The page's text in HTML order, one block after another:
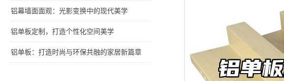
铝幕墙面面观：光影变换中的现代美学
铝单板定制，打造个性化空间美学
铝单板：打造时尚与环保共融的家居新篇章